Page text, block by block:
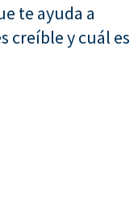
te ayuda a
creíble y cuál es